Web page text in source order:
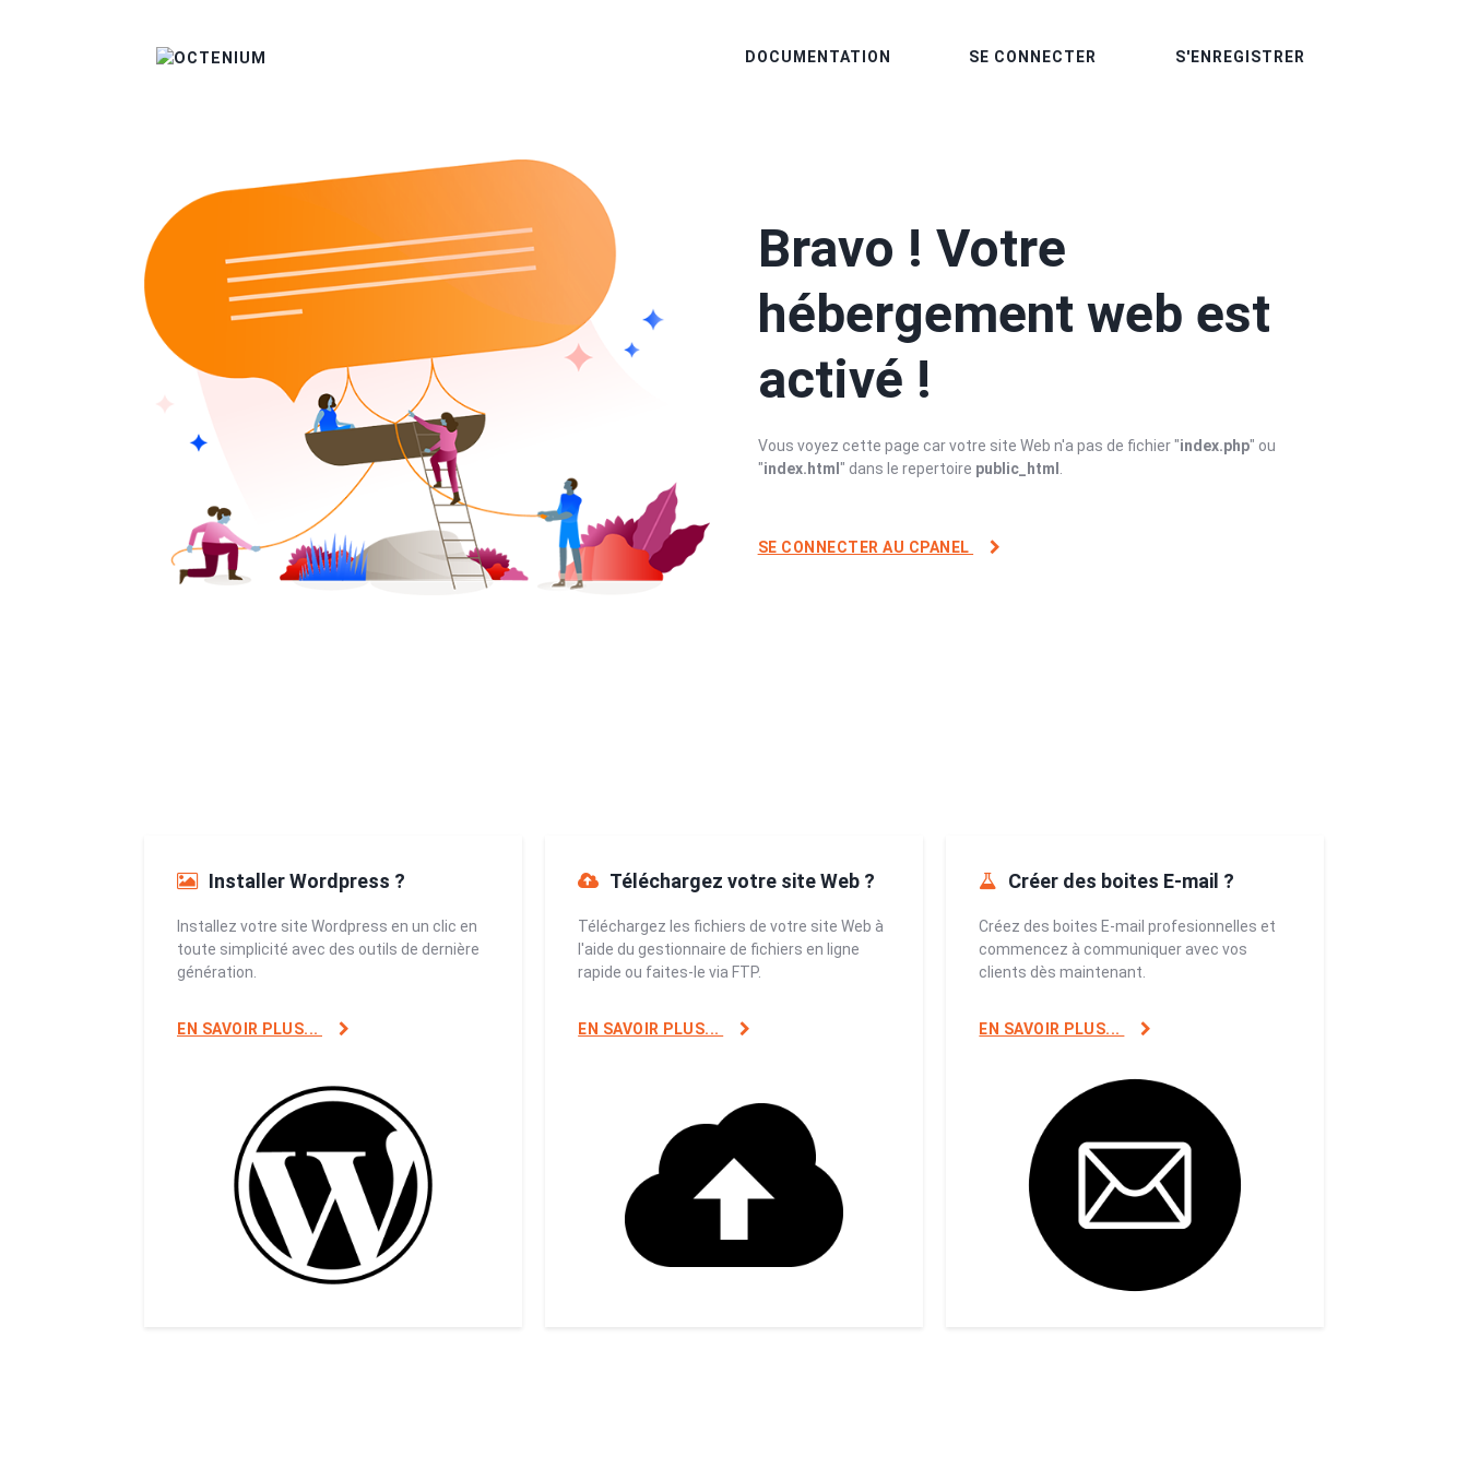
DOCUMENTATION SE CONNECTER S'ENREGISTRER
Bravo ! Votre
hébergement web est
activé !
Vous voyez cette page car votre site Web n'a pas de fichier "index.php" ou
"index.html " dans le repertoire public_html
SE CONNECTER AU CPANEL
Installer Wordpress ?
Installez votre site Wordpress en un clic en
toute simplicité avec des outils de dernière
génération.
EN SAVOIR PLUS...
Téléchargez votre site Web ?
Téléchargez les fichiers de votre site Web à
l'aide du gestionnaire de fichiers en ligne
rapide ou faites-le via FTP.
EN SAVOIR PLUS...
Créer des boites E-mail ?
Créez des boites E-mail profesionnelles et
commencez à communiquer avec vos
clients dès maintenant.
EN SAVOIR PLUS...